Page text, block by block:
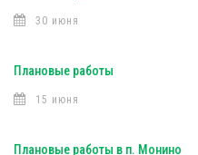
30 июня
Плановые работы
15 июня
Плановые работы в п. Монино